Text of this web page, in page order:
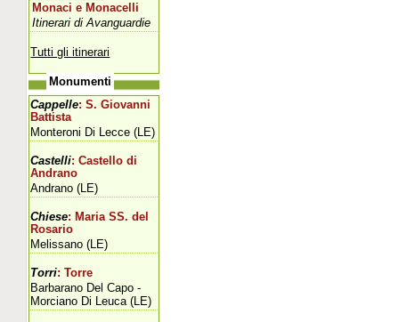
Monaci e Monacelli
Itinerari di Avanguardie
Tutti gli itinerari
Monumenti
Cappelle: S. Giovanni
Battista
Monteroni Di Lecce (LE)
Castelli: Castello di
Andrano
Andrano (LE)
Chiese: Maria SS. del
Rosario
Melissano (LE)
Torri: Torre
Barbarano Del Capo -
Morciano Di Leuca (LE)